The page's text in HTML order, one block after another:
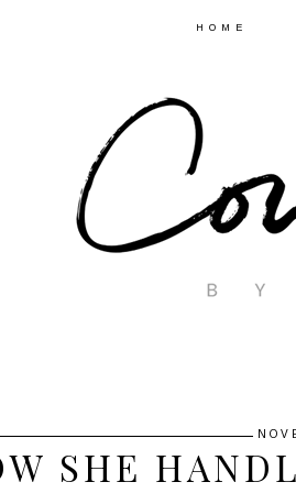
HOME
SHE